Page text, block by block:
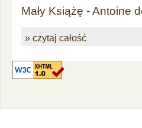
Mały Książę - Antoine
» czytaj całość